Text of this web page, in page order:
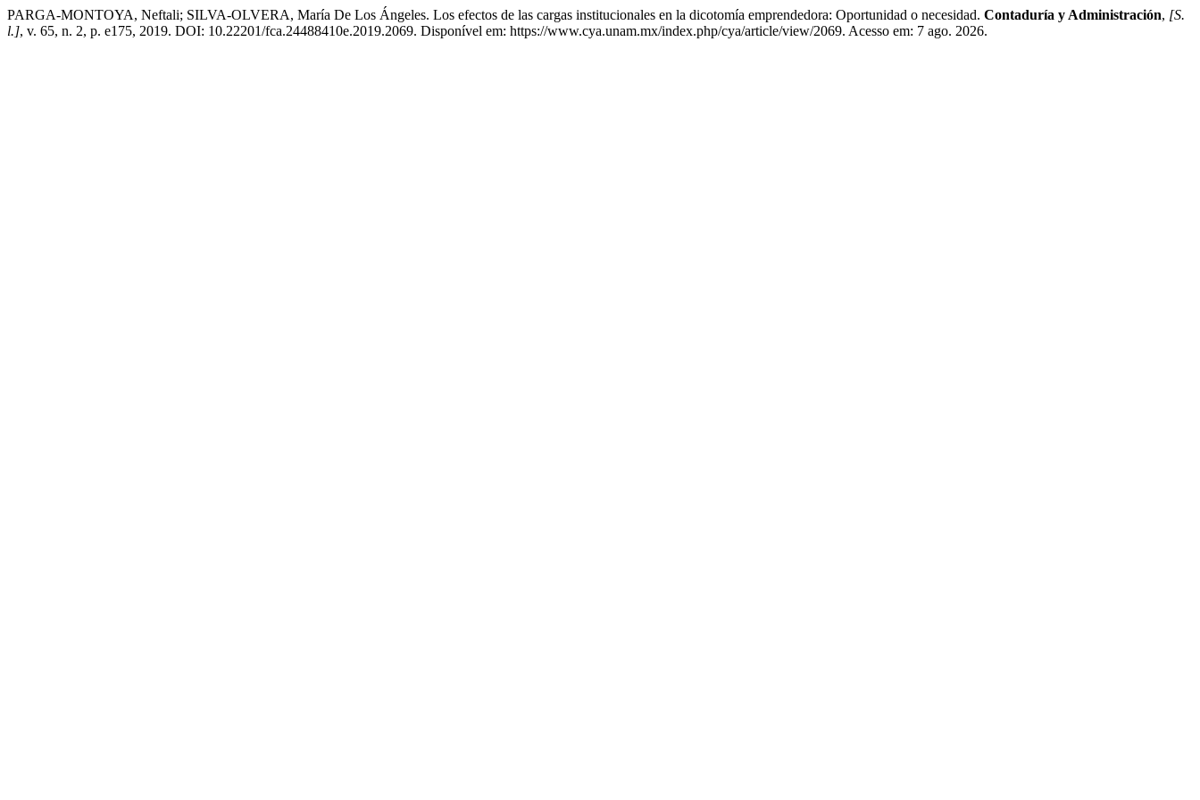
PARGA-MONTOYA, Neftali; SILVA-OLVERA, María De Los Ángeles. Los efectos de las cargas institucionales en la dicotomía emprendedora: Oportunidad o necesidad. Contaduría y Administración, [S.
l.], v. 65, n. 2, p. e175, 2019. DOI: 10.22201/fca.24488410e.2019.2069. Disponível em: https://www.cya.unam.mx/index.php/cya/article/view/2069. Acesso em: 7 ago. 2026.